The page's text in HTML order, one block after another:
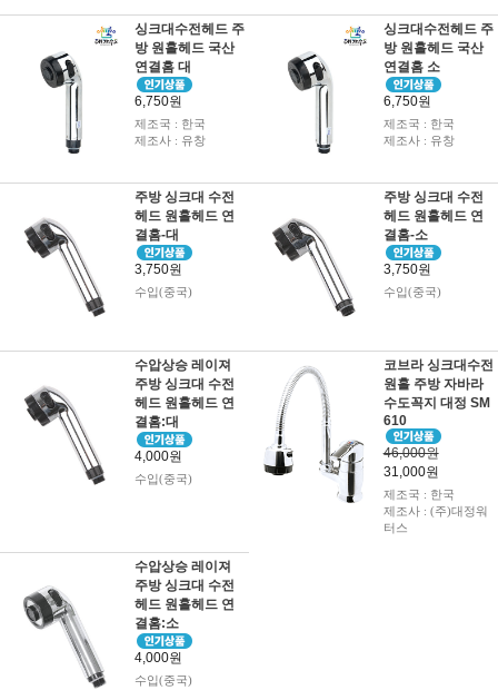
싱크대수전헤드 주
방 원홀헤드 국산
연결홈 대
6,750원
제조국 : 한국
제조사 : 유창
싱크대수전헤드 주
방 원홀헤드 국산
연결홈 소
6,750원
제조국 : 한국
제조사 : 유창
주방 싱크대 수전
헤드 원홀헤드 연
결홈-대
3,750원
수입(중국)
주방 싱크대 수전
헤드 원홀헤드 연
결홈-소
3,750원
수입(중국)
수압상승 레이져
주방 싱크대 수전
헤드 원홀헤드 연
결홈:대
4,000원
수입(중국)
코브라 싱크대수전
원홀 주방 자바라
수도꼭지 대정 SM
610
46,000원
31,000원
제조국 : 한국
제조사 : (주)대정워
터스
수압상승 레이져
주방 싱크대 수전
헤드 원홀헤드 연
결홈:소
4,000원
수입(중국)